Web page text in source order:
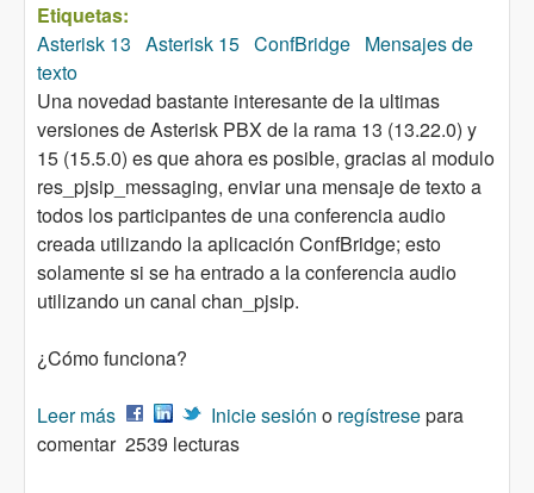
Etiquetas:
Asterisk 13 Asterisk 15 ConfBridge Mensajes de
texto
Una novedad bastante interesante de la ultimas
versiones de Asterisk PBX de la rama 13 (13.22.0) y
15 (15.5.0) es que ahora es posible, gracias al modulo
res_pjsip_messaging, enviar una mensaje de texto a
todos los participantes de una conferencia audio
creada utilizando la aplicación ConfBridge; esto
solamente si se ha entrado a la conferencia audio
utilizando un canal chan_pjsip.
¿Cómo funciona?
Leer más sobre Asterisk 13 y 15: Mensajes de texto en las
conferencias audio
Inicie sesión o regístresepara
comentar 2539 lecturas